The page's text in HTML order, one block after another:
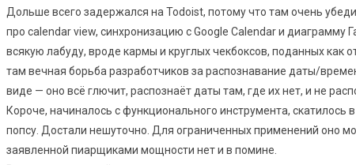
Дольше всего задержался на Todoist, потому что там очень
про calendar view, синхронизацию с Google Calendar и диаграмму
всякую лабуду, вроде кармы и круглых чекбоксов, поданных как
там вечная борьба разработчиков за распознавание даты/
виде — оно всё глючит, распознаёт даты там, где их нет, и не
Короче, начиналось с функционального инструмента,
попсу. Достали нешуточно. Для ограниченных применений оно
заявленной пиарщиками мощности нет и в помине.